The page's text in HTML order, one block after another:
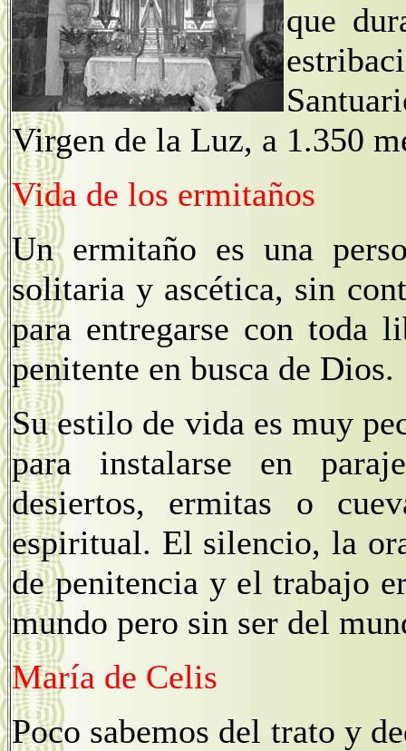
que
Virgen de la Luz, a 1.350
Vida de los ermitaños
Un ermitaño es una
solitaria y ascética, sin
para entregarse con toda
penitente en busca de Dios.
Su estilo de vida es muy
para instalarse en
desiertos, ermitas o
espiritual. El silencio, la
de penitencia y el trabajo
mundo pero sin ser del
María de Celis
Poco sabemos del trato y